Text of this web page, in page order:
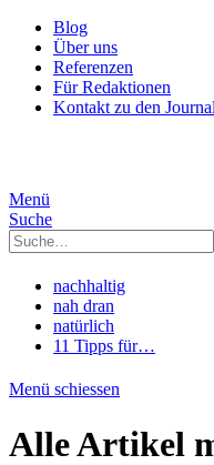
Blog
Über uns
Referenzen
Für Redaktionen
Kontakt zu den
Menü
Suche
Suche
nachhaltig
nah dran
natürlich
11 Tipps für…
Menü schiessen
Alle Artikel